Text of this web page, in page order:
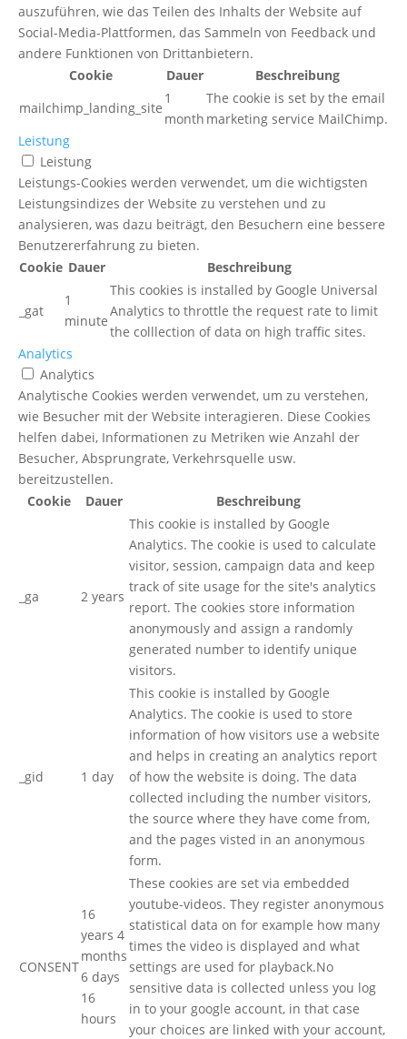
auszuführen, wie das Teilen des Inhalts der Website auf
Social-Media-Plattformen, das Sammeln von Feedback und
andere Funktionen von Drittanbietern.
Cookie
Dauer
Beschreibung
mailchimp_landing_site
1
month
The cookie is set by the email
marketing service MailChimp.
Leistung
Leistung
Leistungs-Cookies werden verwendet, um die wichtigsten
Leistungsindizes der Website zu verstehen und zu
analysieren, was dazu beiträgt, den Besuchern eine bessere
Benutzererfahrung zu bieten.
Cookie Dauer Beschreibung
_gat
1
minute
This cookies is installed by Google Universal
Analytics to throttle the request rate to limit
the colllection of data on high traffic sites.
Analytics
Analytics
Analytische Cookies werden verwendet, um zu verstehen,
wie Besucher mit der Website interagieren. Diese Cookies
helfen dabei, Informationen zu Metriken wie Anzahl der
Besucher, Absprungrate, Verkehrsquelle usw.
bereitzustellen.
Cookie
Dauer Beschreibung
_ga 2 years
This cookie is installed by Google
Analytics. The cookie is used to calculate
visitor, session, campaign data and keep
track of site usage for the site's analytics
report. The cookies store information
anonymously and assign a randomly
generated number to identify unique
visitors.
_gid 1 day
This cookie is installed by Google
Analytics. The cookie is used to store
information of how visitors use a website
and helps in creating an analytics report
of how the website is doing. The data
collected including the number visitors,
the source where they have come from,
and the pages visted in an anonymous
form.
CONSENT
16
years 4
months
6 days
16
hours
These cookies are set via embedded
youtube-videos. They register anonymous
statistical data on for example how many
times the video is displayed and what
settings are used for playback.No
sensitive data is collected unless you log
in to your google account, in that case
your choices are linked with your account,